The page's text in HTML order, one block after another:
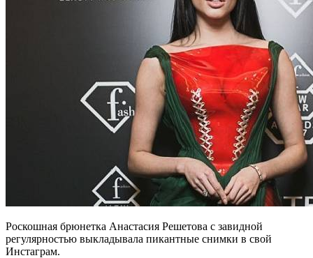
Роскошная брюнетка Анастасия Решетова с завидной
регулярностью выкладывала пикантные снимки в свой
Инстаграм.